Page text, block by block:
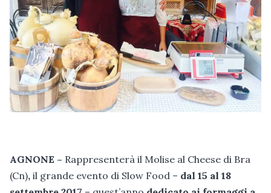
AGNONE – Rappresenterà il Molise al Cheese di Bra
(Cn), il grande evento di Slow Food – dal 15 al 18